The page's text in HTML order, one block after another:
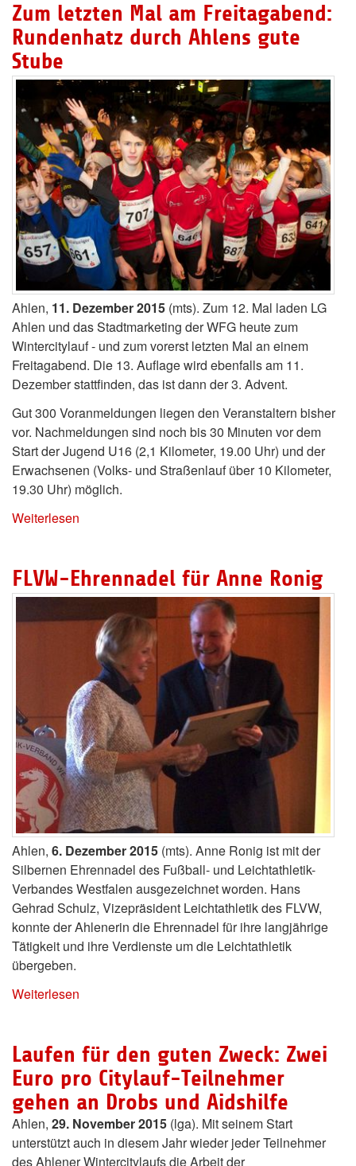
Zum letzten Mal am Freitagabend:
Rundenhatz durch Ahlens gute
Stube
Ahlen, 11. Dezember 2015 (mts). Zum 12. Mal laden LG
Ahlen und das Stadtmarketing der WFG heute zum
Wintercitylauf - und zum vorerst letzten Mal an einem
Freitagabend. Die 13. Auflage wird ebenfalls am 11.
Dezember stattfinden, das ist dann der 3. Advent.
Gut 300 Voranmeldungen liegen den Veranstaltern bisher
vor. Nachmeldungen sind noch bis 30 Minuten vor dem
Start der Jugend U16 (2,1 Kilometer, 19.00 Uhr) und der
Erwachsenen (Volks- und Straßenlauf über 10 Kilometer,
19.30 Uhr) möglich.
Weiterlesen
FLVW-Ehrennadel für Anne Ronig
Ahlen, 6. Dezember 2015 (mts). Anne Ronig ist mit der
Silbernen Ehrennadel des Fußball- und Leichtathletik-
Verbandes Westfalen ausgezeichnet worden. Hans
Gehrad Schulz, Vizepräsident Leichtathletik des FLVW,
konnte der Ahlenerin die Ehrennadel für ihre langjährige
Tätigkeit und ihre Verdienste um die Leichtathletik
übergeben.
Weiterlesen
Laufen für den guten Zweck: Zwei
Euro pro Citylauf-Teilnehmer
gehen an Drobs und Aidshilfe
Ahlen, 29. November 2015 (lga). Mit seinem Start
unterstützt auch in diesem Jahr wieder jeder Teilnehmer
des Ahlener Wintercitylaufs die Arbeit der